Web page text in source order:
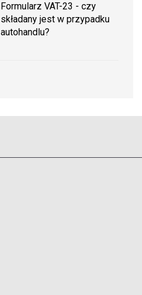
Formularz VAT-23 - czy
składany jest w przypadku
autohandlu?